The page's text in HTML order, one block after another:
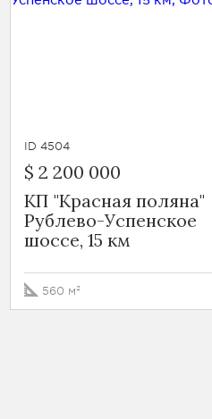
ID 4504
$ 2 200 000
КП "Красная поляна"
Рублево-Успенское
шоссе, 15 км
560 м²